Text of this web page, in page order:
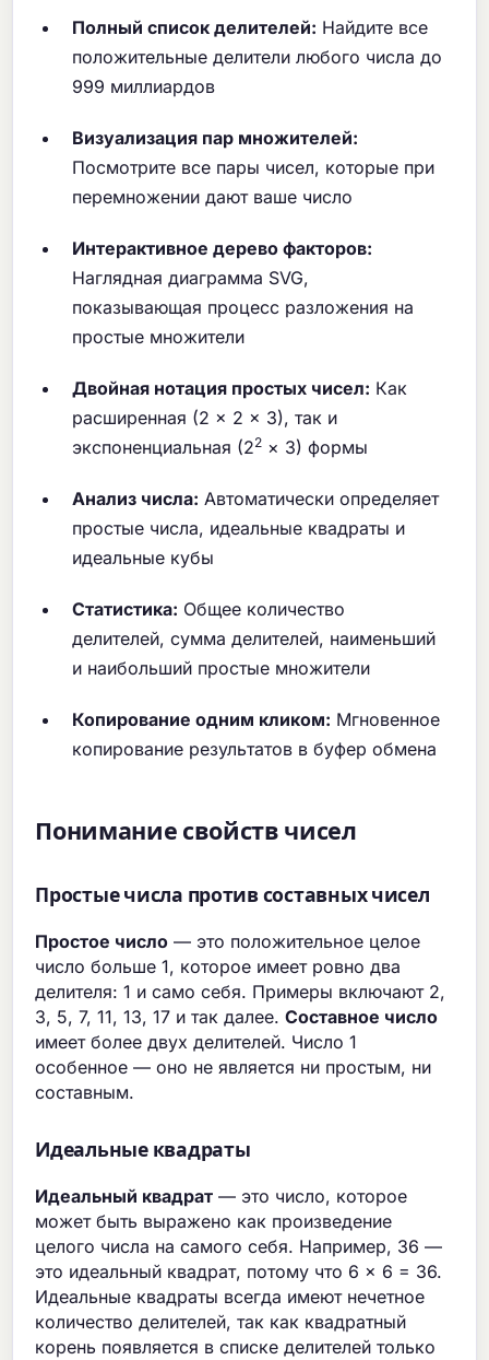
Полный список делителей: Найдите все
положительные делители любого числа до
999 миллиардов
Визуализация пар множителей:
Посмотрите все пары чисел, которые при
перемножении дают ваше число
Интерактивное дерево факторов:
Наглядная диаграмма SVG,
показывающая процесс разложения на
простые множители
Двойная нотация простых чисел: Как
расширенная (2 × 2 × 3), так и
экспоненциальная (22 × 3) формы
Анализ числа: Автоматически определяет
простые числа, идеальные квадраты и
идеальные кубы
Статистика: Общее количество
делителей, сумма делителей, наименьший
и наибольший простые множители
Копирование одним кликом: Мгновенное
копирование результатов в буфер обмена
Понимание свойств чисел
Простые числа против составных чисел
Простое число — это положительное целое
число больше 1, которое имеет ровно два
делителя: 1 и само себя. Примеры включают 2,
3, 5, 7, 11, 13, 17 и так далее.Составное число
имеет более двух делителей. Число 1
особенное — оно не является ни простым, ни
составным.
Идеальные квадраты
Идеальный квадрат — это число, которое
может быть выражено как произведение
целого числа на самого себя. Например, 36 —
это идеальный квадрат, потому что 6 × 6 = 36.
Идеальные квадраты всегда имеют нечетное
количество делителей, так как квадратный
корень появляется в списке делителей только